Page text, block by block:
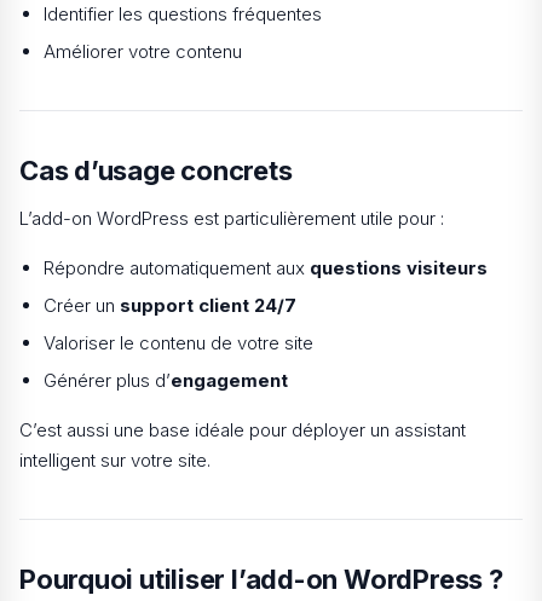
Identifier les questions fréquentes
Améliorer votre contenu
Cas d’usage concrets
L’add-on WordPress est particulièrement utile pour :
Répondre automatiquement aux questions visiteurs
Créer un support client 24/7
Valoriser le contenu de votre site
Générer plus d’engagement
C’est aussi une base idéale pour déployer un assistant
intelligent sur votre site.
Pourquoi utiliser l’add-on WordPress ?